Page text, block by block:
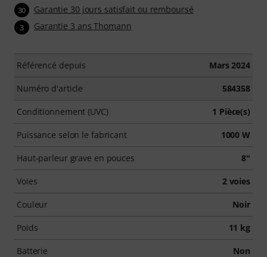
30 Garantie 30 jours satisfait ou remboursé
3 Garantie 3 ans Thomann
Référencé depuis Mars 2024
Numéro d'article 584358
Conditionnement (UVC) 1 Pièce(s)
Puissance selon le fabricant 1000 W
Haut-parleur grave en pouces 8"
Voies 2 voies
Couleur Noir
Poids 11 kg
Batterie Non